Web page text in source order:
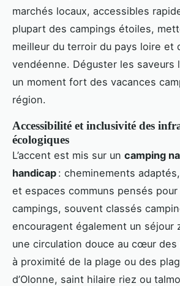
marchés locaux, accessibles
plupart des campings étoiles,
meilleur du terroir du pays loire et
vendéenne. Déguster les saveurs
un moment fort des vacances
région.
Accessibilité et inclusivité des
écologiques
L’accent est mis sur un camping
handicap : cheminements
et espaces communs pensés
campings, souvent classés
encouragent également un séjour
une circulation douce au cœur des
à proximité de la plage ou des
d’Olonne, saint hilaire riez ou